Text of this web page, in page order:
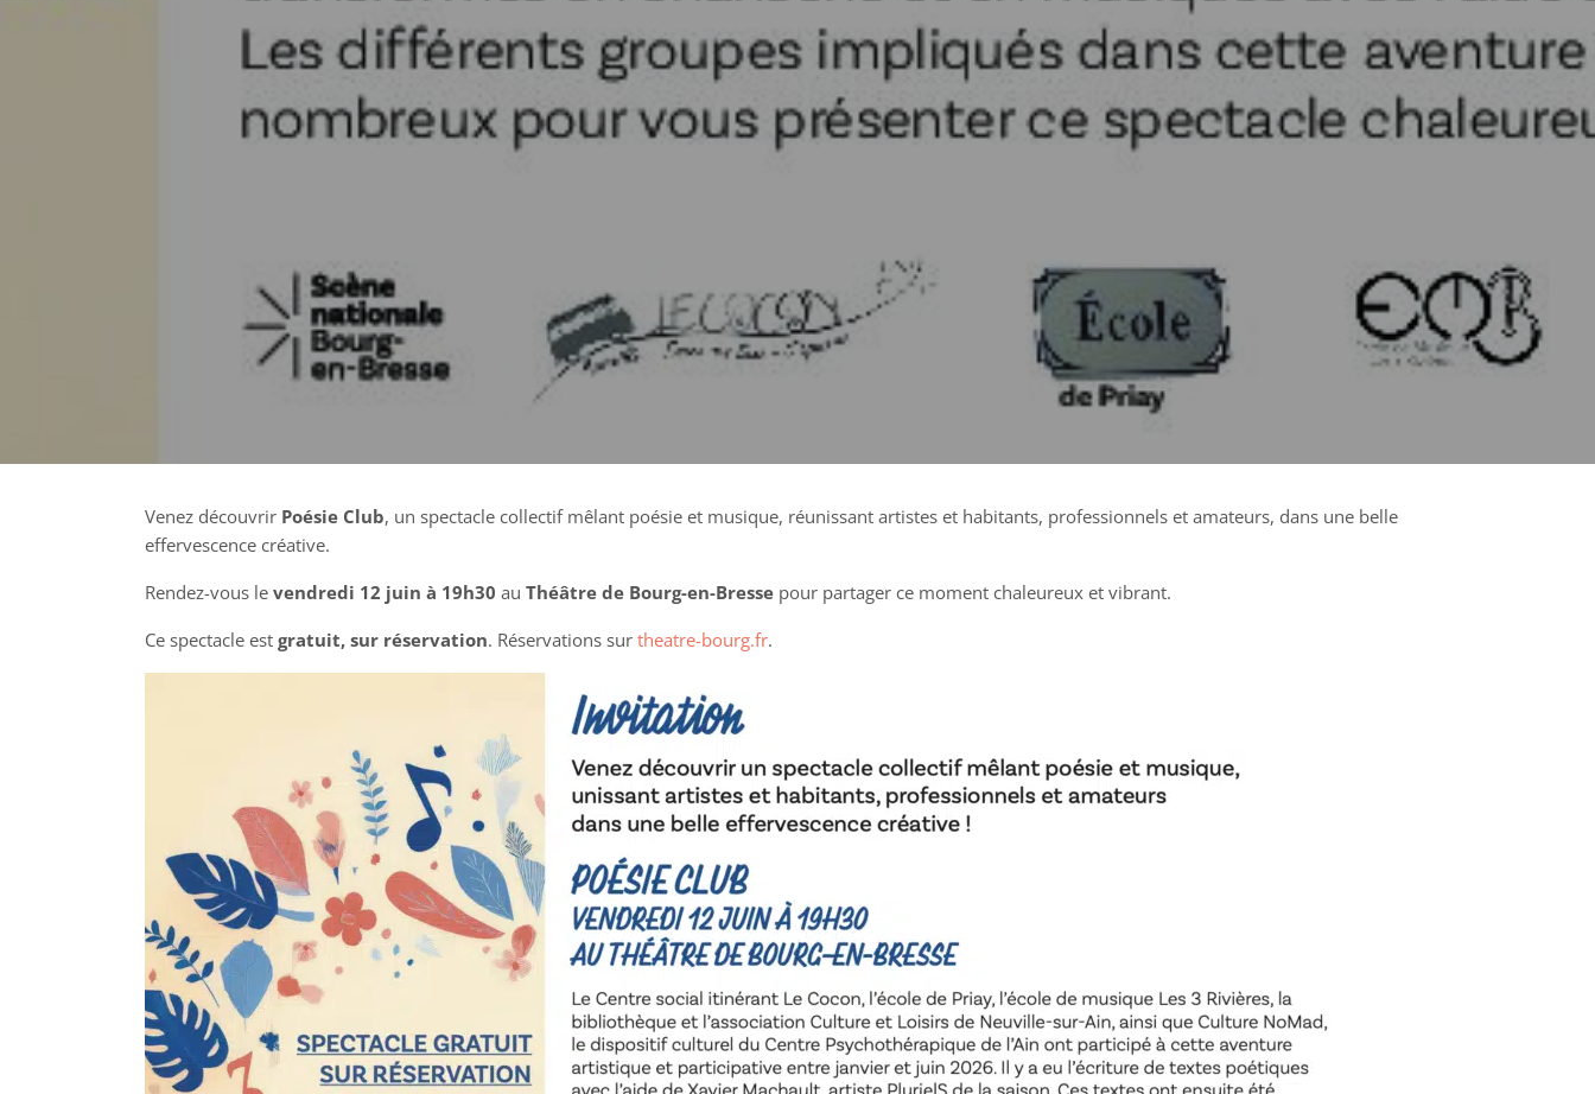
Venez découvrir Poésie Club, un spectacle collectif mêlant poésie et musique, réunissant artistes et habitants, professionnels et amateurs, dans une belle
effervescence créative.
Rendez-vous le vendredi 12 juin à 19h30 au Théâtre de Bourg-en-Bresse pour partager ce moment chaleureux et vibrant.
Ce spectacle est gratuit, sur réservation. Réservations sur theatre-bourg.fr.